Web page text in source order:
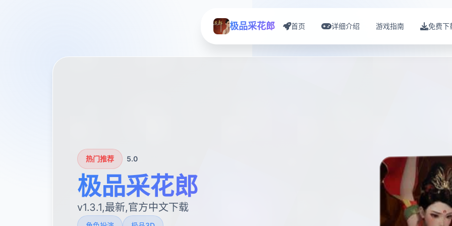
极品采花郎 首页 详细介绍 游戏指南 免费下
热门推荐 5.0
极品采花郎
v1.3.1,最新,官方中文下载